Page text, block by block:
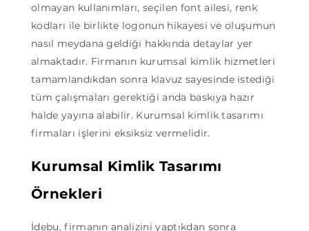
olmayan kullanımları, seçilen font ailesi, renk
kodları ile birlikte logonun hikayesi ve oluşumun
nasıl meydana geldiği hakkında detaylar yer
almaktadır. Firmanın kurumsal kimlik hizmetleri
tamamlandıkdan sonra klavuz sayesinde istediği
tüm çalışmaları gerektiği anda baskıya hazır
halde yayına alabilir. Kurumsal kimlik tasarımı
firmaları işlerini eksiksiz vermelidir.
Kurumsal Kimlik Tasarımı
Örnekleri
İdebu, firmanın analizini yaptıkdan sonra